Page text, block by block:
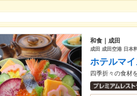
和食｜成田
成田 成田空港 日本
ホテルマ
四季折々の食材